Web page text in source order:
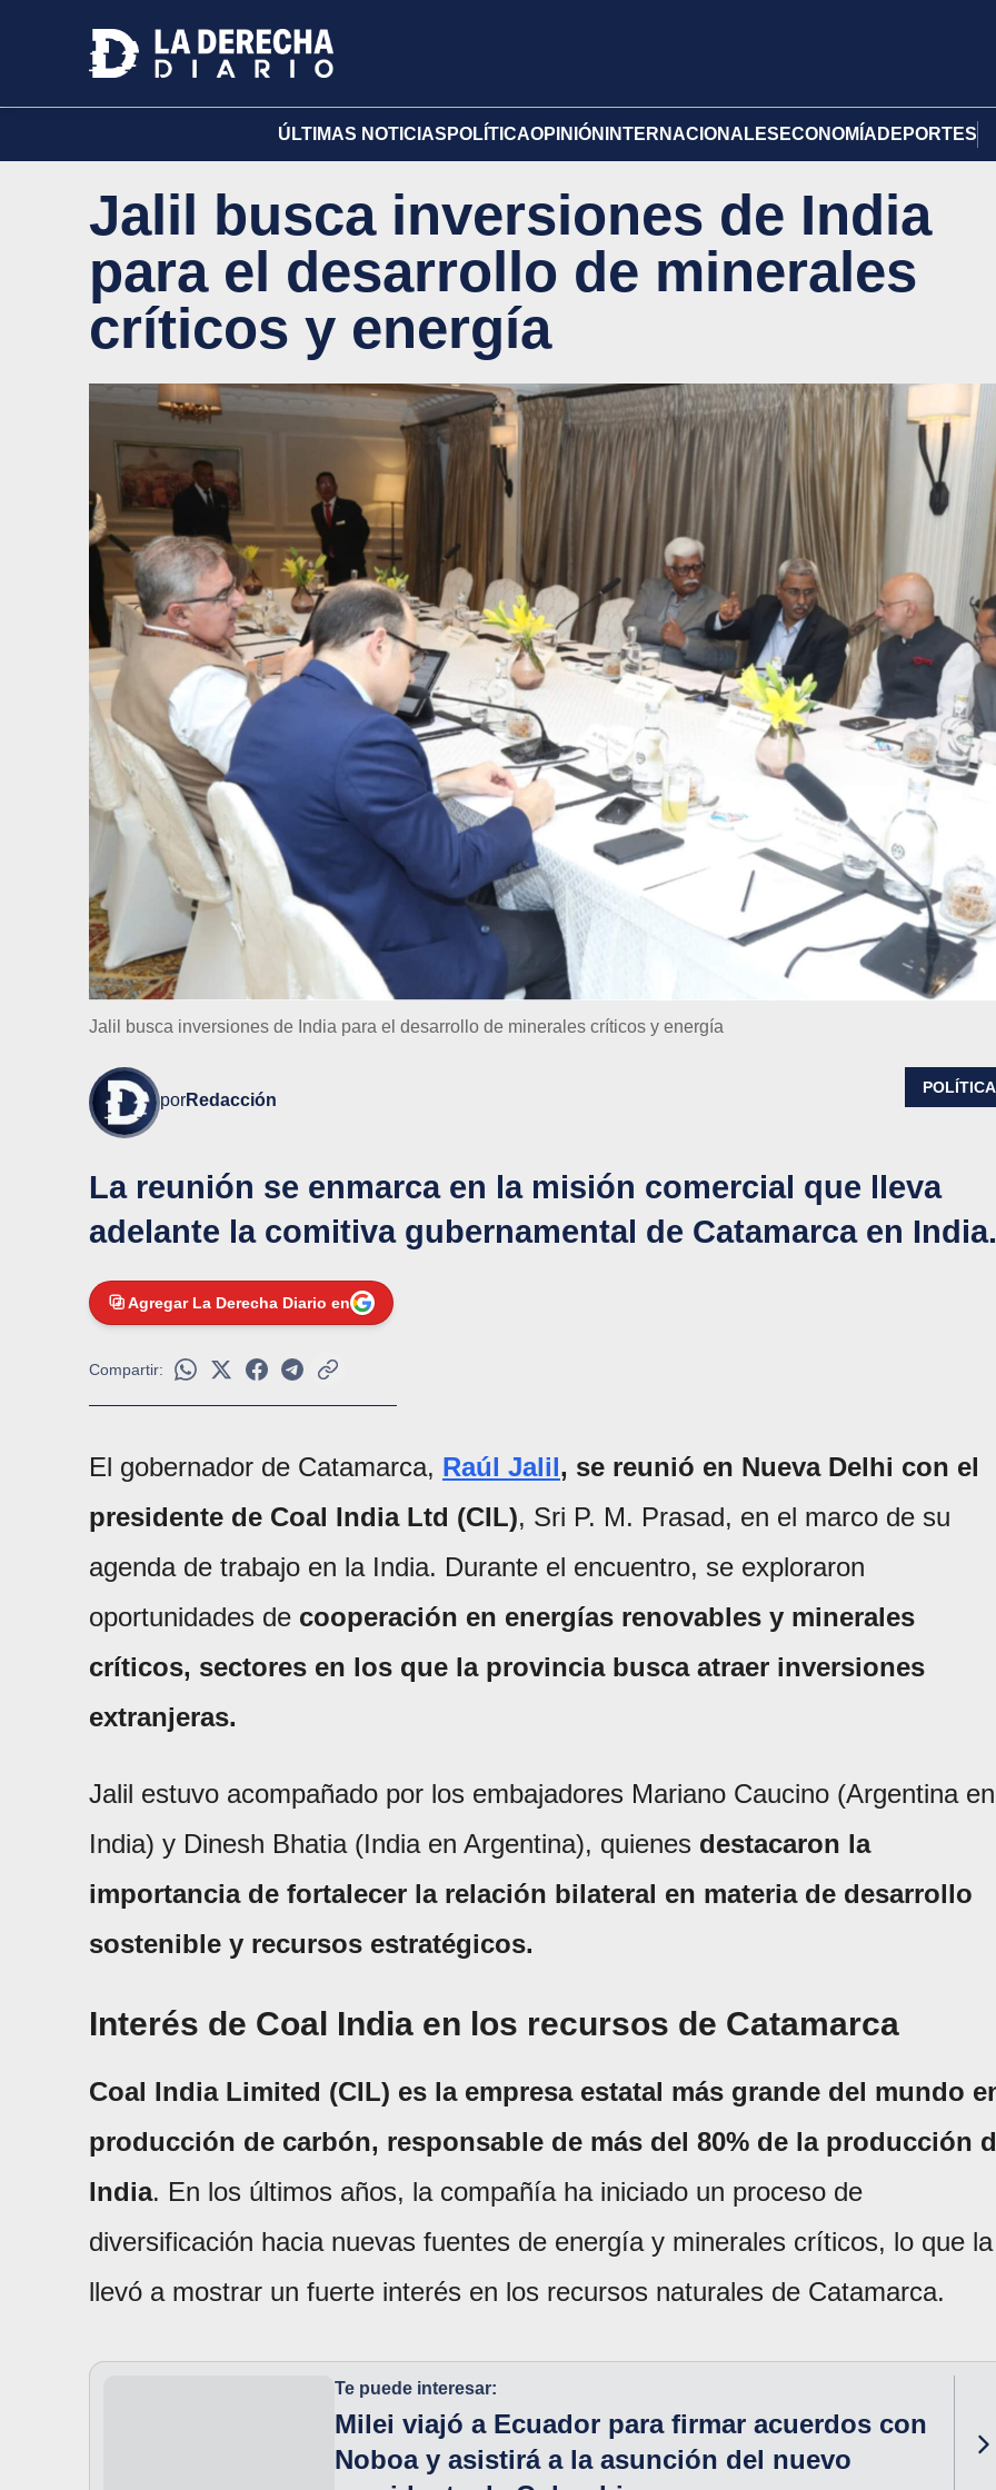
ÚLTIMAS NOTICIAS POLÍTICAOPINIÓN INTERNACIONALES ECONOMÍA DEPORTES
Jalil busca inversiones de India
para el desarrollo de minerales
críticos y energía
Jalil busca inversiones de India para el desarrollo de minerales críticos y energía
porRedacción
POLÍTICA
La reunión se enmarca en la misión comercial que lleva
adelante la comitiva gubernamental de Catamarca en India.
Agregar La Derecha Diario en
Compartir:
El gobernador de Catamarca, Raúl Jalil, se reunió en Nueva Delhi con el
presidente de Coal India Ltd (CIL), Sri P. M. Prasad, en el marco de su
agenda de trabajo en la India. Durante el encuentro, se exploraron
oportunidades de cooperación en energías renovables y minerales
críticos, sectores en los que la provincia busca atraer inversiones
extranjeras.
Jalil estuvo acompañado por los embajadores Mariano Caucino (Argentina en
India) y Dinesh Bhatia (India en Argentina), quienes destacaron la
importancia de fortalecer la relación bilateral en materia de desarrollo
sostenible y recursos estratégicos.
Interés de Coal India en los recursos de Catamarca
Coal India Limited (CIL) es la empresa estatal más grande del mundo
producción de carbón, responsable de más del 80% de la producción
India. En los últimos años, la compañía ha iniciado un proceso de
diversificación hacia nuevas fuentes de energía y minerales críticos, lo que la
llevó a mostrar un fuerte interés en los recursos naturales de Catamarca.
Te puede interesar:
Milei viajó a Ecuador para firmar acuerdos con
Noboa y asistirá a la asunción del nuevo